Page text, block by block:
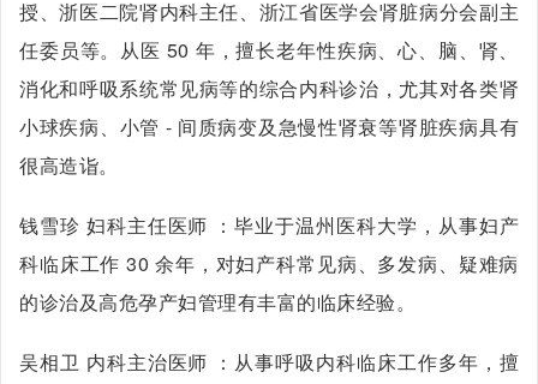
授、浙医二院肾内科主任、浙江省医学会肾脏病分会副主
任委员等。从医 50 年，擅长老年性疾病、心、脑、肾、
消化和呼吸系统常见病等的综合内科诊治，尤其对各类肾
小球疾病、小管 - 间质病变及急慢性肾衰等肾脏疾病具有
很高造诣。
钱雪珍 妇科主任医师 ：毕业于温州医科大学，从事妇产
科临床工作 30 余年，对妇产科常见病、多发病、疑难病
的诊治及高危孕产妇管理有丰富的临床经验。
吴相卫 内科主治医师 ：从事呼吸内科临床工作多年，擅